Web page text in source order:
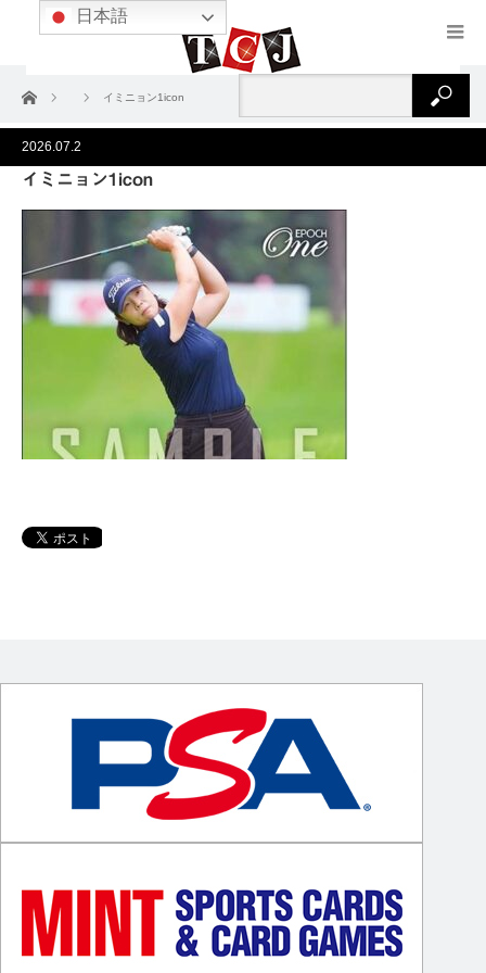
ホーム イミニョン1icon
2026.07.2
イミニョン1icon
日本語